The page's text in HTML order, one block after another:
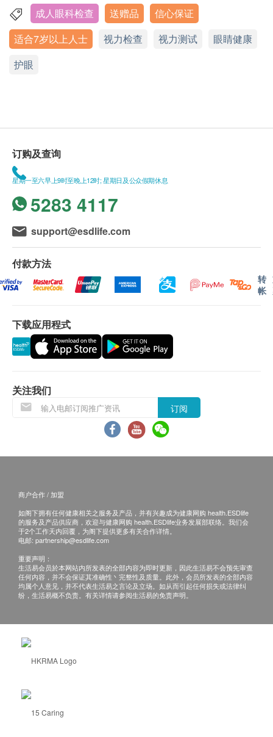
成人眼科检查 送赠品
信心保证
适合7岁以上人士
视力检查 视力测试
眼睛健康
护眼
订购及查询
星期一至六早上9时至晚上12时; 星期日及公众假期休息
5283 4117
support@esdlife.com
付款方法
转
帐
下载应用程式
关注我们
订阅
商户合作 / 加盟
如阁下拥有任何健康相关之服务及产品，并有兴趣成为健康网购 health.ESDlife
的服务及产品供应商，欢迎与健康网购 health.ESDlife业务发展部联络。我们会
于2个工作天内回覆，为阁下提供更多有关合作详情。
电邮: partnership@esdlife.com
重要声明：
生活易会员於本网站内所发表的全部内容为即时更新，因此生活易不会预先审查
任何内容，并不会保证其准确性丶完整性及质量。此外，会员所发表的全部内容
均属个人意见，并不代表生活易之言论及立场。如从而引起任何损失或法律纠
纷，生活易概不负责。有关详情请参阅生活易的免责声明。